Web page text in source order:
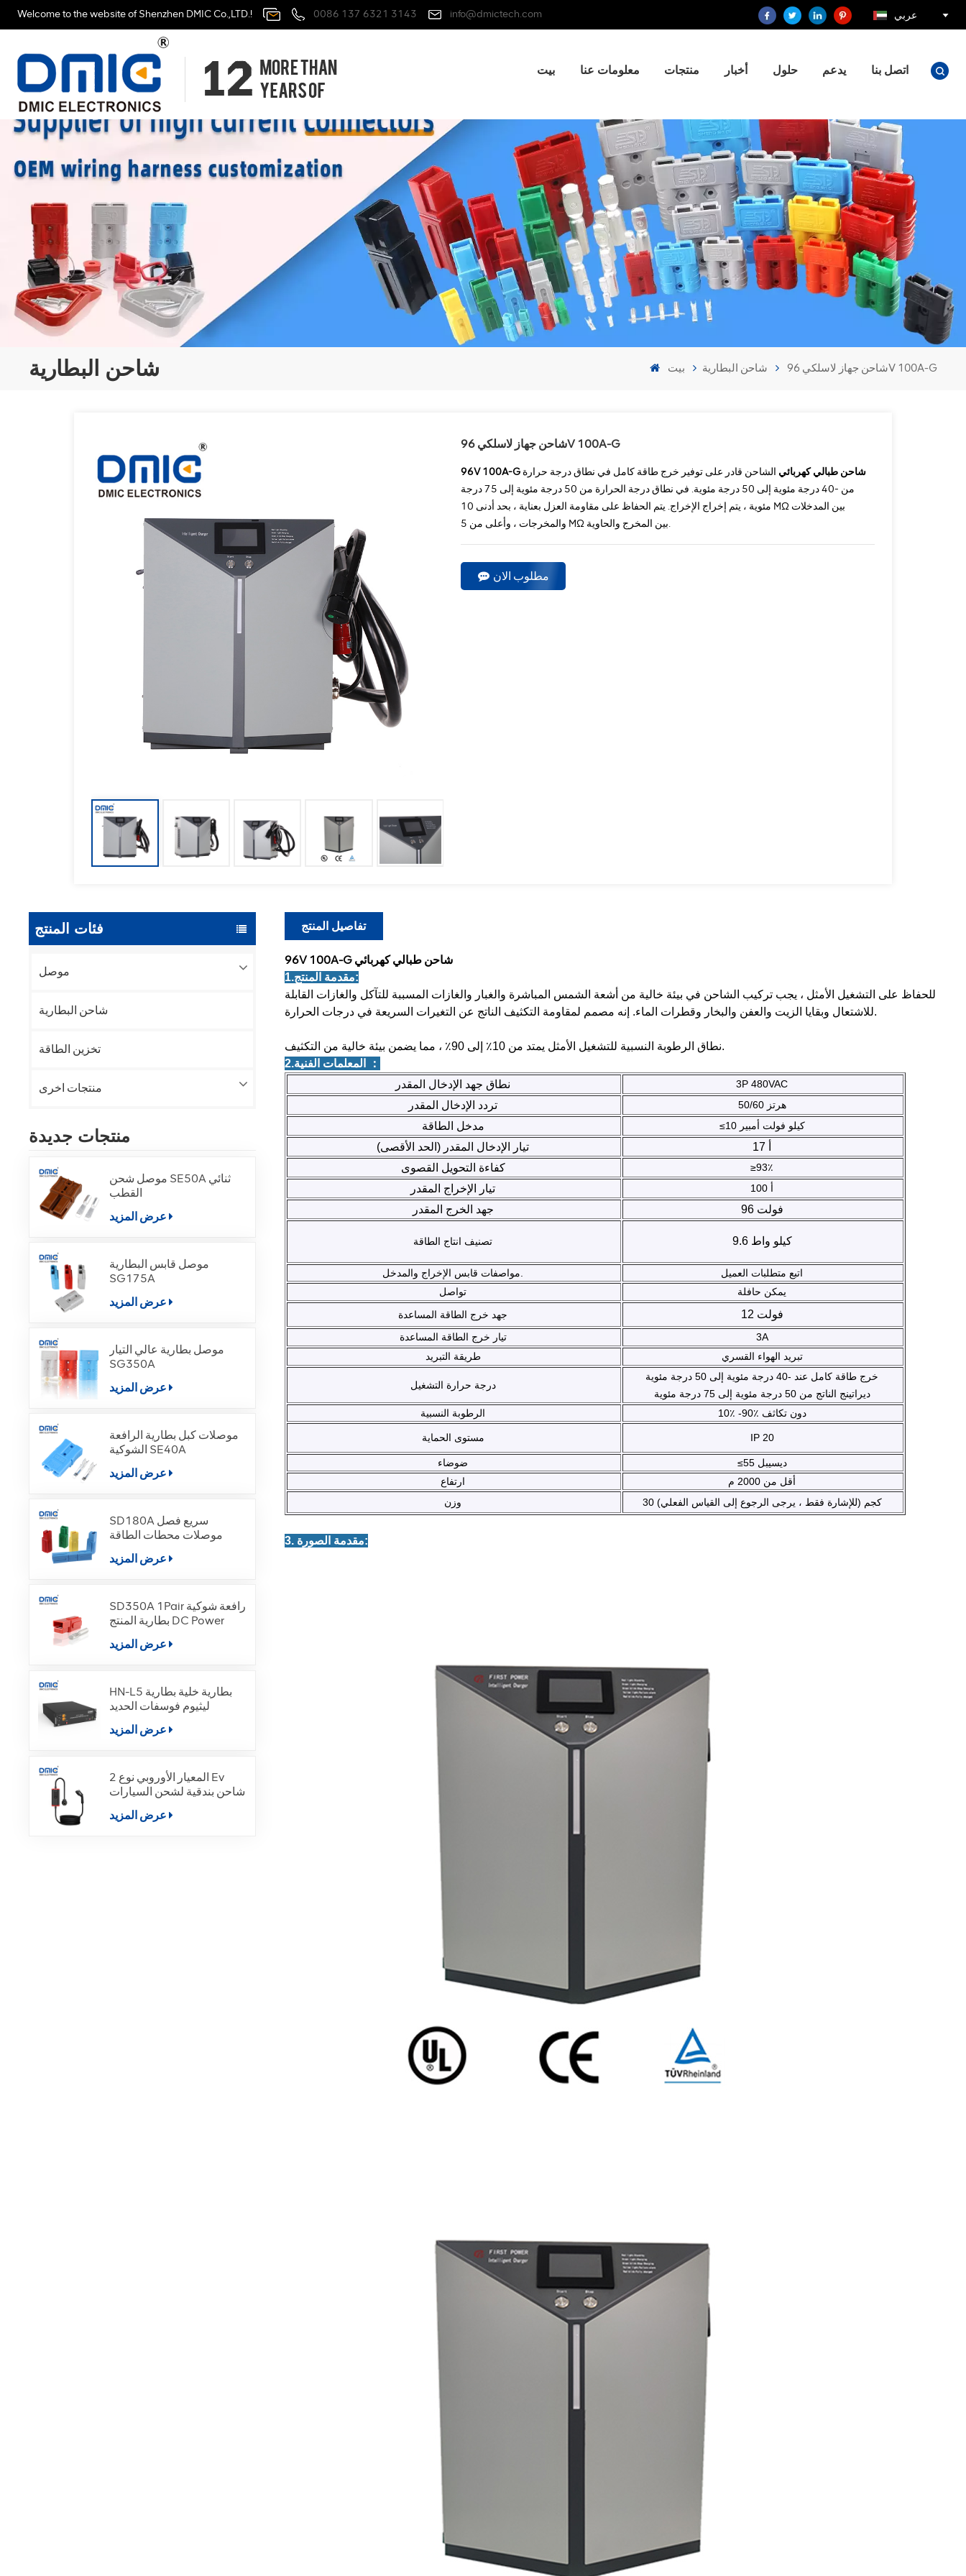
Welcome to the website of Shenzhen DMIC Co.,LTD.! 0086 137 6321 3143 info@dmictech.com عربي
بيت معلومات عنا منتجات أخبار حلول يدعم اتصل بنا
شاحن البطارية بيت شاحن البطارية شاحن جهاز لاسلكي 96V 100A-G
شاحن جهاز لاسلكي 96V 100A-G
96V 100A-G شاحن طبالي كهربائي الشاحن قادر على توفير خرج طاقة كامل في نطاق درجة حرارة
من -40 درجة مئوية إلى 50 درجة مئوية. في نطاق درجة الحرارة من 50 درجة مئوية إلى 75 درجة
مئوية ، يتم إخراج الإخراج. يتم الحفاظ على مقاومة العزل بعناية ، بحد أدنى 10 MΩ بين المدخلات
والمخرجات ، وأعلى من 5 MΩ بين المخرج والحاوية.
مطلوب الان
فئات المنتج
موصل
شاحن البطارية
تخزين الطاقة
منتجات اخرى
منتجات جديدة
موصل شحن SE50A ثنائي
القطب
عرض المزيد
موصل قابس البطارية
SG175A
عرض المزيد
موصل بطارية عالي التيار
SG350A
عرض المزيد
موصلات كبل بطارية الرافعة
الشوكية SE40A
عرض المزيد
SD180A سريع فصل
موصلات محطات الطاقة
عرض المزيد
SD350A 1Pair رافعة شوكية
بطارية المنتج DC Power
عرض المزيد
HN-L5 بطارية خلية بطارية
ليثيوم فوسفات الحديد
عرض المزيد
المعيار الأوروبي نوع 2 Ev
شاحن بندقية لشحن السيارات
عرض المزيد
تفاصيل المنتج
96V 100A-G شاحن طبالي كهربائي
1.مقدمة المنتج:
للحفاظ على التشغيل الأمثل ، يجب تركيب الشاحن في بيئة خالية من أشعة الشمس المباشرة والغبار والغازات المسببة للتآكل والغازات القابلة
للاشتعال وبقايا الزيت والعفن والبخار وقطرات الماء. إنه مصمم لمقاومة التكثيف الناتج عن التغيرات السريعة في درجات الحرارة.
نطاق الرطوبة النسبية للتشغيل الأمثل يمتد من 10٪ إلى 90٪ ، مما يضمن بيئة خالية من التكثيف.
2.المعلمات الفنية ：
نطاق جهد الإدخال المقدر
3P 480VAC
تردد الإدخال المقدر 50/60 هرتز
مدخل الطاقة ≤10 كيلو فولت أمبير
تيار الإدخال المقدر (الحد الأقصى)
كفاءة التحويل القصوى
≥93٪
تيار الإخراج المقدر 100 أ
جهد الخرج المقدر 96 فولت
تصنيف انتاج الطاقة 9.6 كيلو واط
اتبع متطلبات العميل
تواصل
يمكن حافلة
جهد خرج الطاقة المساعدة
12 فولت
تيار خرج الطاقة المساعدة
3A
طريقة التبريد
تبريد الهواء القسري
درجة حرارة التشغيل
خرج طاقة كامل عند -40 درجة مئوية إلى 50 درجة مئوية
ديراتينج الناتج من 50 درجة مئوية إلى 75 درجة مئوية
الرطوبة النسبية
10٪ -90٪ دون تكاثف
مستوى الحماية IP 20
ضوضاء
≤55 ديسيبل
ارتفاع
أقل من 2000 م
وزن
30 كجم (للإشارة فقط ، يرجى الرجوع إلى القياس الفعلي)
3. مقدمة الصورة: